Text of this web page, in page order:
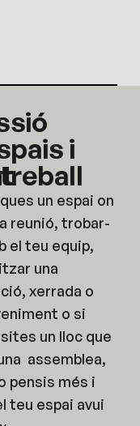
i
un espai on
reunió, trobar-
el teu equip,
una
xerrada o
o si
un lloc que
assemblea,
pensis més i
teu espai avui